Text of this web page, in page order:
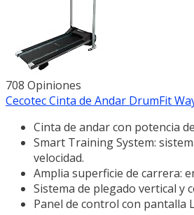
708 Opiniones
Cecotec Cinta de Andar DrumFit
Cinta de andar con potencia
Smart Training System:
velocidad.
Amplia superficie de carrera:
Sistema de plegado vertical y
Panel de control con pantalla